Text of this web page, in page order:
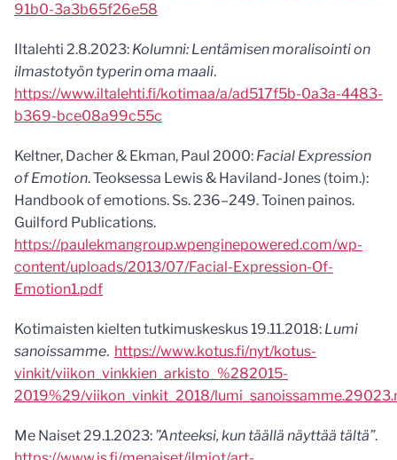
91b0-3a3b65f26e58
Iltalehti 2.8.2023: Kolumni: Lentämisen moralisointi on
ilmastotyön typerin oma maali.
https://www.iltalehti.fi/kotimaa/a/ad517f5b-0a3a-4483-
b369-bce08a99c55c
Keltner, Dacher & Ekman, Paul 2000: Facial Expression
of Emotion. Teoksessa Lewis & Haviland-Jones (toim.):
Handbook of emotions. Ss. 236–249. Toinen painos.
Guilford Publications.
https://paulekmangroup.wpenginepowered.com/wp-
content/uploads/2013/07/Facial-Expression-Of-
Emotion1.pdf
Kotimaisten kielten tutkimuskeskus 19.11.2018: Lumi
sanoissamme. https://www.kotus.fi/nyt/kotus-
vinkit/viikon_vinkkien_arkisto_%282015-
2019%29/viikon_vinkit_2018/
Me Naiset 29.1.2023: ”Anteeksi, kun täällä näyttää tältä”.